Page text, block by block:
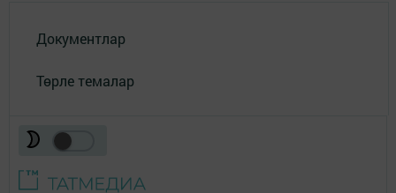
Документлар
Төрле темалар